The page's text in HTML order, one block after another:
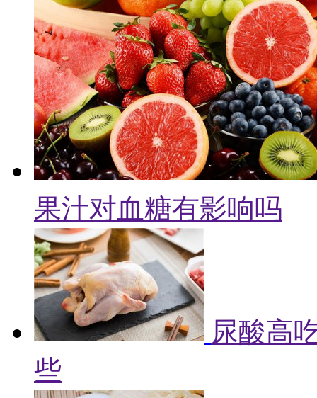
果汁对血糖有影响吗
尿酸高
些